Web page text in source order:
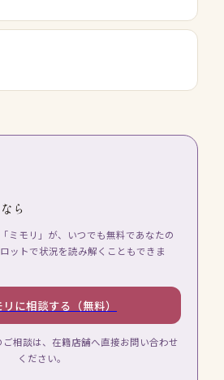
ら
ミモリ」が、いつでも無料であなたの
ットで状況を読み解くこともできま
リに相談する（無料）
相談は、在籍店舗へ直接お問い合わせ
ください。